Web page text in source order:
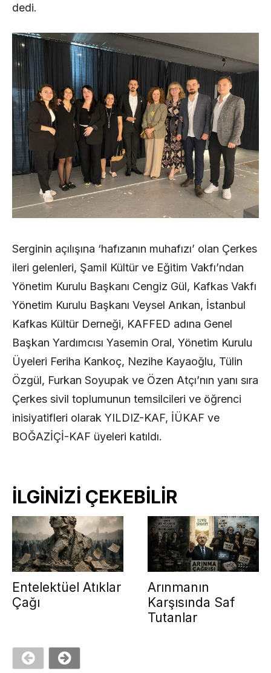
dedi.
Serginin açılışına ‘hafızanın muhafızı’ olan Çerkes
ileri gelenleri, Şamil Kültür ve Eğitim Vakfı’ndan
Yönetim Kurulu Başkanı Cengiz Gül, Kafkas Vakfı
Yönetim Kurulu Başkanı Veysel Arıkan, İstanbul
Kafkas Kültür Derneği, KAFFED adına Genel
Başkan Yardımcısı Yasemin Oral, Yönetim Kurulu
Üyeleri Feriha Kankoç, Nezihe Kayaoğlu, Tülin
Özgül, Furkan Soyupak ve Özen Atçı’nın yanı sıra
Çerkes sivil toplumunun temsilcileri ve öğrenci
inisiyatifleri olarak YILDIZ-KAF, İÜKAF ve
BOĞAZİÇİ-KAF üyeleri katıldı.
İLGİNİZİ ÇEKEBİLİR
Entelektüel Atıklar
Çağı
Arınmanın
Karşısında Saf
Tutanlar